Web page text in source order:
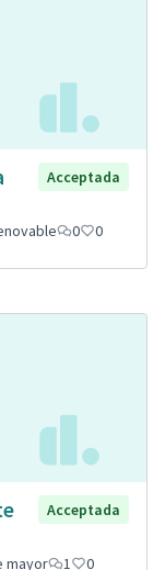
Acceptada
0 0
Acceptada
mayor 1 0